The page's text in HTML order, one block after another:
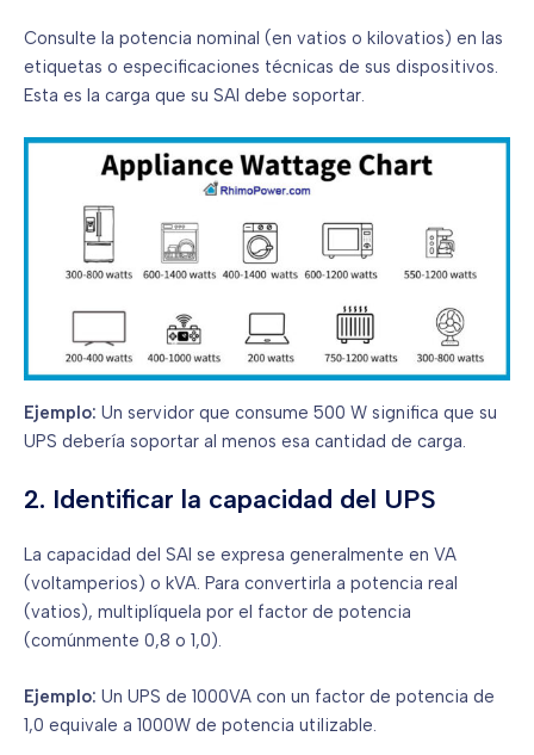
Consulte la potencia nominal (en vatios o kilovatios) en las
etiquetas o especificaciones técnicas de sus dispositivos.
Esta es la carga que su SAI debe soportar.
Ejemplo: Un servidor que consume 500 W significa que su
UPS debería soportar al menos esa cantidad de carga.
2. Identificar la capacidad del UPS
La capacidad del SAI se expresa generalmente en VA
(voltamperios) o kVA. Para convertirla a potencia real
(vatios), multiplíquela por el factor de potencia
(comúnmente 0,8 o 1,0).
Ejemplo: Un UPS de 1000VA con un factor de potencia de
1,0 equivale a 1000W de potencia utilizable.